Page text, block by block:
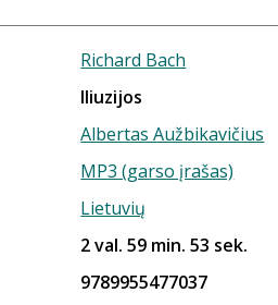
Richard Bach
Iliuzijos
Albertas Aužbikavičius
MP3 (garso įrašas)
Lietuvių
2 val. 59 min. 53 sek.
9789955477037